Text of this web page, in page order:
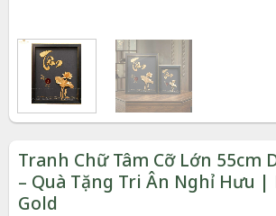
Tranh Chữ Tâm Cỡ Lớn 55cm
– Quà Tặng Tri Ân Nghỉ Hưu |
Gold